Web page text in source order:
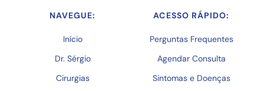
NAVEGUE:
Início
Dr. Sérgio
Cirurgias
ACESSO RÁPIDO:
Perguntas Frequentes
Agendar Consulta
Sintomas e Doenças